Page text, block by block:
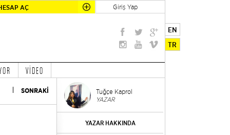
AÇ Giriş Yap
EN
TR
VİDEO
SONRAKİ Tuğçe Kaprol
YAZAR
YAZAR HAKKINDA